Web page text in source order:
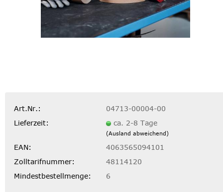
Art.Nr.:
04713-00004-00
Lieferzeit:
ca. 2-8 Tage
(Ausland abweichend)
EAN:
4063565094101
Zolltarifnummer:
48114120
Mindestbestellmenge:
6